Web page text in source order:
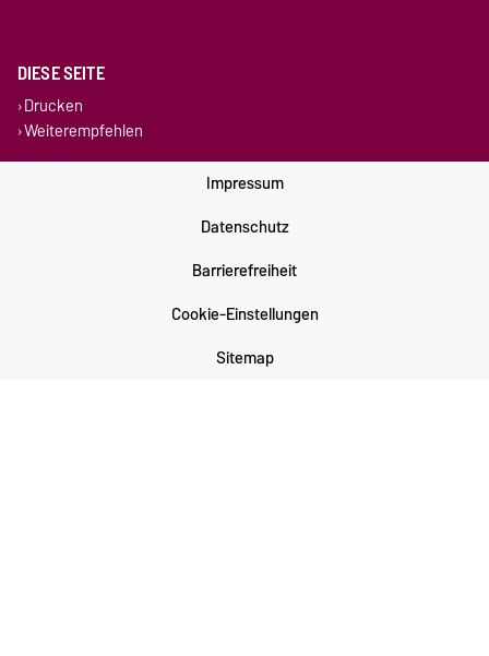
DIESE SEITE
Drucken
Weiterempfehlen
Impressum
Datenschutz
Barrierefreiheit
Cookie-Einstellungen
Sitemap